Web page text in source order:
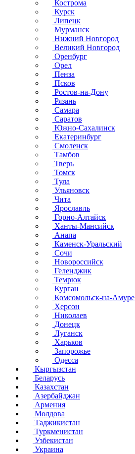
Кострома
Курск
Липецк
Мурманск
Нижний Новгород
Великий Новгород
Оренбург
Орел
Пенза
Псков
Ростов-на-Дону
Рязань
Самара
Саратов
Южно-Сахалинск
Екатеринбург
Смоленск
Тамбов
Тверь
Томск
Тула
Ульяновск
Чита
Ярославль
Горно-Алтайск
Ханты-Мансийск
Анапа
Каменск-Уральский
Сочи
Новороссийск
Геленджик
Темрюк
Курган
Комсомольск-на-Амуре
Херсон
Николаев
Донецк
Луганск
Харьков
Запорожье
Одесса
Кыргызстан
Беларусь
Казахстан
Азербайджан
Армения
Молдова
Таджикистан
Туркменистан
Узбекистан
Украина